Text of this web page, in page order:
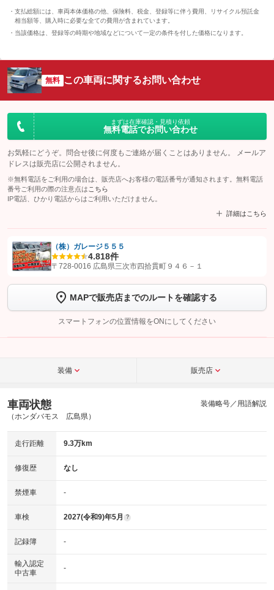
支払総額には、車両本体価格の他、保険料、税金、登録等に伴う費用、リサイクル預託金
相当額等、購入時に必要な全ての費用が含まれています。
当該価格は、登録等の時期や地域などについて一定の条件を付した価格になります。
無料 この車両に関するお問い合わせ
まずは在庫確認・見積り依頼
無料電話でお問い合わせ
お気軽にどうぞ。問合せ後に何度もご連絡が届くことはありません。 メールア
ドレスは販売店に公開されません。
※無料電話をご利用の場合は、販売店へお客様の電話番号が通知されます。無料電話
番号ご利用の際の注意点は こちら
IP電話、ひかり電話からはご利用いただけません。
詳細はこちら
【STEP1】認証画面でグーネットを友だち追加してから「許可する」ボタンを押
トーク画面で
ボタンをタップして問い合わせを
完了してください。
こちら
（株）ガレージ５５５
4.818件
〒728-0016 広島県三次市四拾貫町９４６－１
MAPで販売店までのルートを確認する
スマートフォンの位置情報をONにしてください
装備 販売店
車両状態
（ホンダバモス 広島県）
装備略号／用語解説
走行距離 9.3万km
修復歴 なし
禁煙車 -
車検 2027(令和9)年5月 ?
記録簿 -
輸入認定
中古車
-